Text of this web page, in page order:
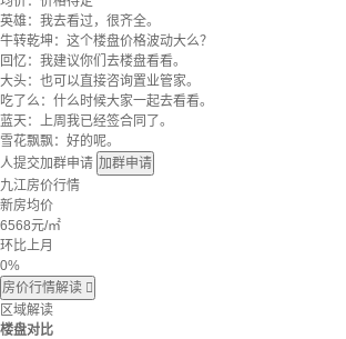
英雄：我去看过，很齐全。
牛转乾坤：这个楼盘价格波动大么？
回忆：我建议你们去楼盘看看。
大头：也可以直接咨询置业管家。
吃了么：什么时候大家一起去看看。
蓝天：上周我已经签合同了。
雪花飘飘：好的呢。
人提交加群申请 加群申请
九江房价行情
新房均价
6568元/㎡
环比上月
0%
房价行情解读 
区域解读
楼盘对比